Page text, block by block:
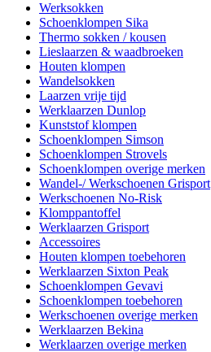
Werksokken
Schoenklompen Sika
Thermo sokken / kousen
Lieslaarzen & waadbroeken
Houten klompen
Wandelsokken
Laarzen vrije tijd
Werklaarzen Dunlop
Kunststof klompen
Schoenklompen Simson
Schoenklompen Strovels
Schoenklompen overige merken
Wandel-/ Werkschoenen Grisport
Werkschoenen No-Risk
Klomppantoffel
Werklaarzen Grisport
Accessoires
Houten klompen toebehoren
Werklaarzen Sixton Peak
Schoenklompen Gevavi
Schoenklompen toebehoren
Werkschoenen overige merken
Werklaarzen Bekina
Werklaarzen overige merken